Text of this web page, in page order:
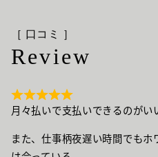
［ 口コミ ］
Review
月々払いで支払いできるのがい
また、仕事柄夜遅い時間でも